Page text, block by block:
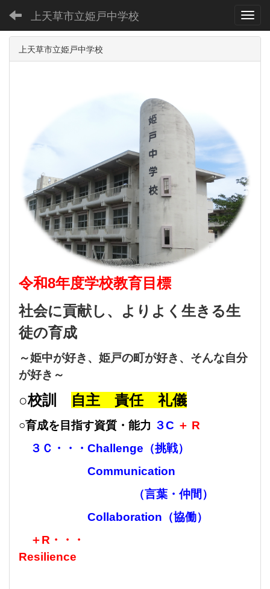
上天草市立姫戸中学校
上天草市立姫戸中学校
令和8年度学校教育目標
社会に貢献し、よりよく生きる生
徒の育成
～姫中が好き、姫戸の町が好き、そんな自分
が好き～
○校訓 自主 責任 礼儀
○育成を目指す資質・能力 ３C ＋ R
３Ｃ・・・Challenge（挑戦）
Communication
（言葉・仲間）
Collaboration（協働）
＋R・・・
Resilience